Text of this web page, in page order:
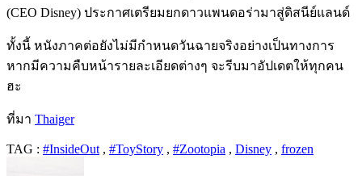
(CEO Disney) ประกาศเตรียมยกดาวแพนดอร่ามาสู่ดิสนีย์แลนด์
ทั้งนี้ หนังภาคต่อยังไม่มีกำหนดวันฉายจริงอย่างเป็นทางการ
หากมีความคืบหน้ารายละเอียดต่างๆ จะรีบมาอัปเดตให้ทุกคน
ฮะ
ที่มา Thaiger
TAG : #InsideOut , #ToyStory , #Zootopia , Disney , frozen